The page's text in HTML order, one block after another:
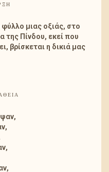
μιας οξιάς, στο
της Πίνδου, εκεί που
βρίσκεται η δικιά μας